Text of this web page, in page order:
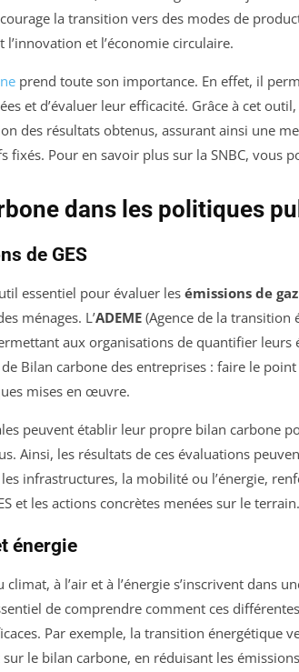
la transition vers des modes de
et l’économie circulaire.
prend toute son importance. En effet, il
et d’évaluer leur efficacité. Grâce à cet
des résultats obtenus, assurant ainsi une
fixés. Pour en savoir plus sur la SNBC, vous
dans les politiques
de GES
essentiel pour évaluer les émissions de
ménages. L’ADEME (Agence de la transition
aux organisations de quantifier leurs
Bilan carbone des entreprises : faire le
mises en œuvre.
peuvent établir leur propre bilan carbone
Ainsi, les résultats de ces évaluations
infrastructures, la mobilité ou l’énergie,
et les actions concrètes menées sur le terrain.
énergie
à l’air et à l’énergie s’inscrivent dans
de comprendre comment ces
Par exemple, la transition énergétique
le bilan carbone, en réduisant les